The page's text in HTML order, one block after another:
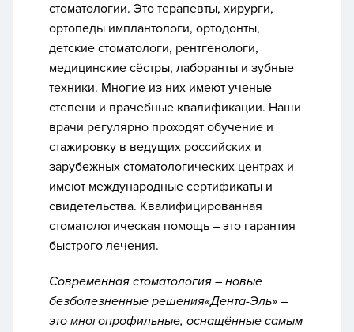
стоматологии. Это терапевты, хирурги,
ортопеды имплантологи, ортодонты,
детские стоматологи, рентгенологи,
медицинские сёстры, лаборанты и зубные
техники. Многие из них имеют ученые
степени и врачебные квалификации. Наши
врачи регулярно проходят обучение и
стажировку в ведущих российских и
зарубежных стоматологических центрах и
имеют международные сертификаты и
свидетельства. Квалифицированная
стоматологическая помощь – это гарантия
быстрого лечения.
Современная стоматология – новые
безболезненные решения«Дента-Эль» –
это многопрофильные, оснащённые самым